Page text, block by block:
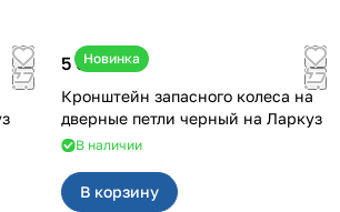
Новинка
5 050 ₽
Кронштейн запасного колеса на
дверные петли черный на Ларкуз
В наличии
В корзину